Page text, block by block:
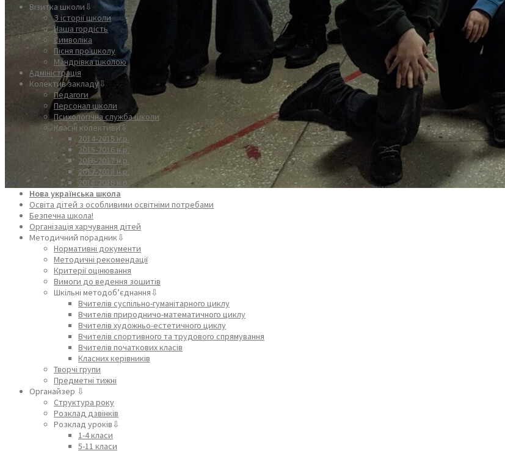
Візитка школи⇩
З історії школи
Наша гордість
Символіка
Пісня про школу
Мандрівка школою
Адміністрація
Колектив закладу⇩
Педагоги
Персонал школи
Психологічна служба школи
Класні колективи⇩
2014-2015 н.р.
2015-2016 н.р.
2016-2017 н.р.
2017-2018 н.р.
2018-2019 н.р.
Нова українська школа
Освіта дітей з особливими освітніми потребами
Безпечна школа!
Організація харчування дітей
Методичний порадник⇩
Нормативні документи
Методичні рекомендації
Критерії оцінювання
Вимоги до ведення зошитів
Шкільні методоб’єднання⇩
Вчителів суспільно-гуманітарного циклу
Вчителів природничо-математичного циклу
Вчителів художньо-естетичного циклу
Вчителів спортивного та трудового спрямування
Вчителів початкових класів
Класних керівників
Творчі групи
Предметні тижні
Органайзер ⇩
Структура року
Розклад дзвінків
Розклад уроків⇩
1-4 класи
5-11 класи